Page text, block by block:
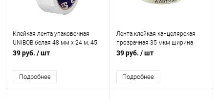
Клейкая лента упаковочная
UNIBOB белая 48 мм х 24 м, 45
мкм
39 руб. / шт
Подробнее
Лента клейкая канцелярская
прозрачная 35 мкм ширина
рулона 19 мм намотка 20 м
39 руб. / шт
Подробнее